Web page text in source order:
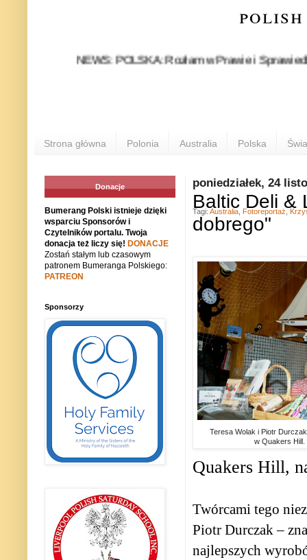
NEWS: POLSKA: Rozłam w Prawie i
Strona główna Polonia Australia Polska
poniedziałek, 24
Baltic Deli &
dobrego"
Teresa Wolak i Piotr
w Quakers Hill.
Quakers Hill,
Twórcami tego
Piotr Durczak –
najlepszych
Tagi: Australia Fotoreportaż
Donacje
Bumerang Polski istnieje dzięki
wsparciu Sponsorów i
Czytelników portalu. Twoja
donacja też liczy się! DONACJE
Zostań stałym lub czasowym
patronem Bumeranga Polskiego:
PATREON
Sponsorzy